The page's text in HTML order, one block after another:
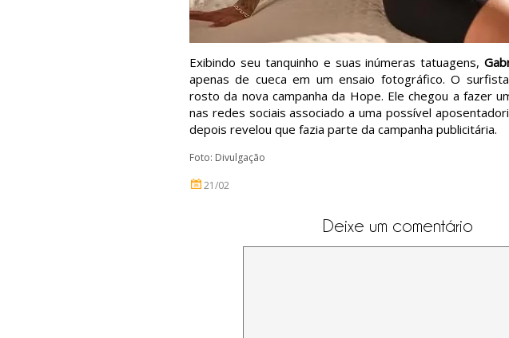
Exibindo seu tanquinho e suas inúmeras tatuagens,
apenas de cueca em um ensaio fotográfico. O
rosto da nova campanha da Hope. Ele chegou a fazer
nas redes sociais associado a uma possível
depois revelou que fazia parte da campanha publicitária.
Foto: Divulgação
21/02
Deixe um comentário